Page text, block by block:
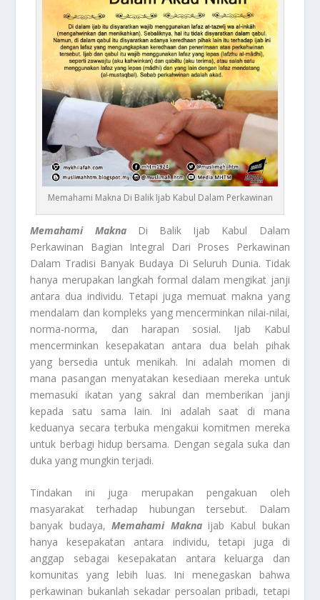
Memahami Makna Di Balik Ijab Kabul Dalam Perkawinan
Memahami MaknaDi Balik Ijab Kabul Dalam
Perkawinan Bagian Integral Dari Proses Perkawinan
Dalam Tradisi Banyak Budaya Di Seluruh Dunia. Tidak
hanya merupakan langkah formal dalam mengikat janji
antara dua individu. Tetapi juga memuat makna yang
mendalam dan kompleks yang mencerminkan nilai-nilai,
norma-norma, dan harapan sosial. Ijab Kabul
mencerminkan kesepakatan antara dua belah pihak
yang bersedia untuk menikah. Ini adalah momen di
mana pasangan menyatakan kesediaan mereka untuk
memasuki ikatan yang sakral dan memberikan janji
kepada satu sama lain. Ini adalah saat di mana
keduanya secara terbuka mengakui komitmen mereka
untuk berbagi hidup bersama. Dengan segala suka dan
duka yang mungkin terjadi.
Tindakan ini juga merupakan pengakuan oleh
masyarakat terhadap hubungan tersebut. Dalam
banyak budaya,Memahami Maknaijab Kabul bukan
hanya kesepakatan antara individu, tetapi juga di
anggap sebagai kesepakatan antara keluarga dan
komunitas yang lebih luas. Ini menegaskan bahwa
perkawinan bukanlah sekadar persoalan pribadi, tetapi